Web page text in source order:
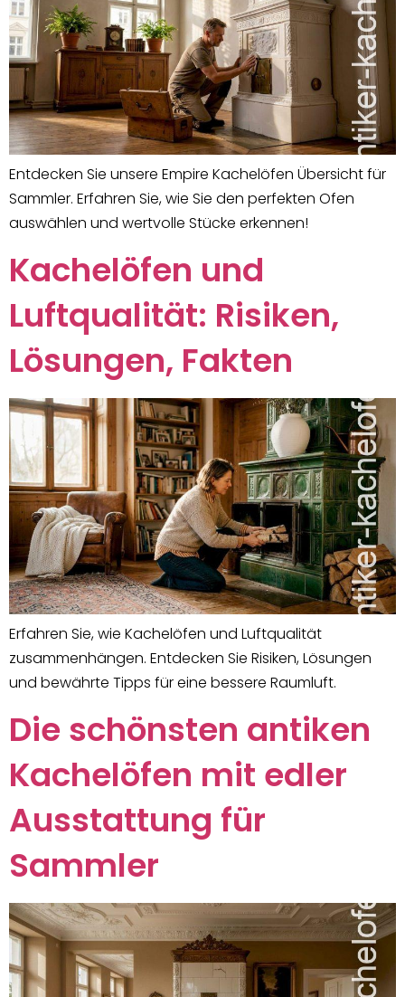
Entdecken Sie unsere Empire Kachelöfen Übersicht für
Sammler. Erfahren Sie, wie Sie den perfekten Ofen
auswählen und wertvolle Stücke erkennen!
Kachelöfen und
Luftqualität: Risiken,
Lösungen, Fakten
Erfahren Sie, wie Kachelöfen und Luftqualität
zusammenhängen. Entdecken Sie Risiken, Lösungen
und bewährte Tipps für eine bessere Raumluft.
Die schönsten antiken
Kachelöfen mit edler
Ausstattung für
Sammler